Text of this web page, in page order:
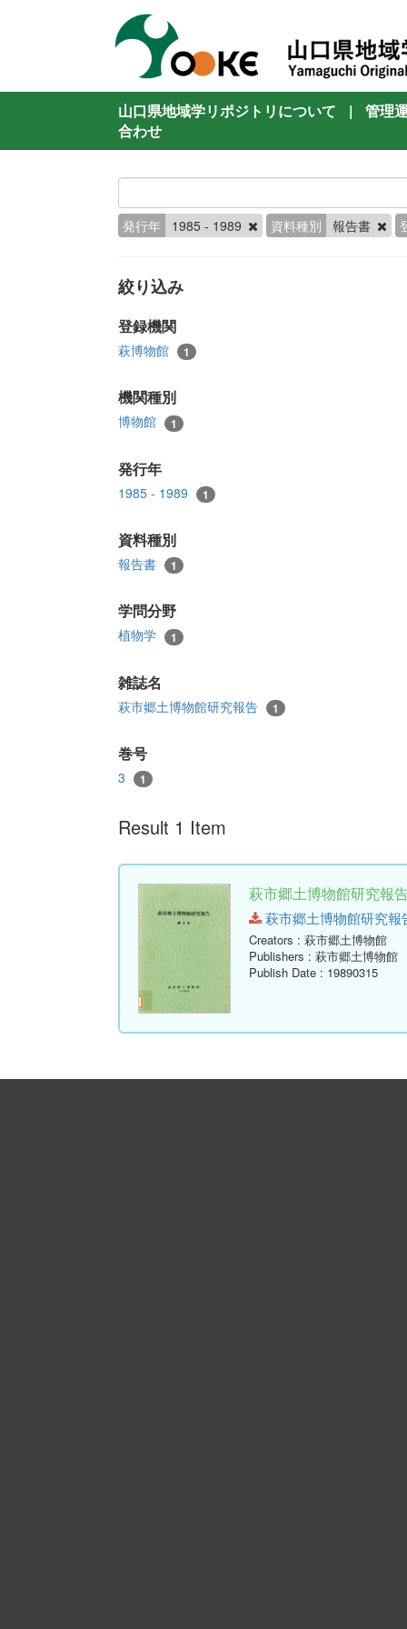
山口県地域学リポジトリについて |
管理
合わせ
発行年 1985 - 1989 資料種別 報告書
絞り込み
登録機関
萩博物館 1
機関種別
博物館 1
発行年
1985 - 1989 1
資料種別
報告書 1
学問分野
植物学 1
雑誌名
萩市郷土博物館研究報告 1
巻号
3 1
Result 1 Item
萩市郷土博物館研究報
萩市郷土博物館研究報
Creators : 萩市郷土博物館
Publishers : 萩市郷土博物館
Publish Date : 19890315